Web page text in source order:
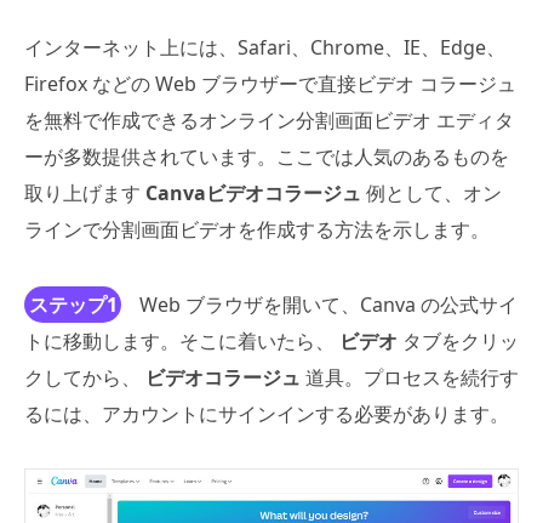
インターネット上には、Safari、Chrome、IE、Edge、
Firefox などの Web ブラウザーで直接ビデオ コラージュ
を無料で作成できるオンライン分割画面ビデオ エディタ
ーが多数提供されています。ここでは人気のあるものを
取り上げます Canvaビデオコラージュ 例として、オン
ラインで分割画面ビデオを作成する方法を示します。
ステップ1
Web ブラウザを開いて、Canva の公式サイ
トに移動します。そこに着いたら、
ビデオ タブをクリッ
クしてから、
ビデオコラージュ 道具。プロセスを続行す
るには、アカウントにサインインする必要があります。